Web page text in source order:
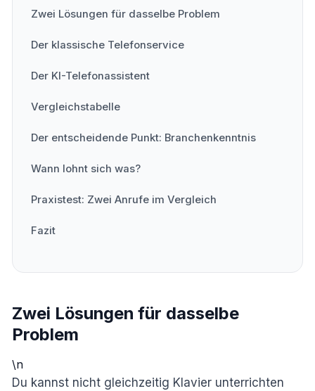
Zwei Lösungen für dasselbe Problem
Der klassische Telefonservice
Der KI-Telefonassistent
Vergleichstabelle
Der entscheidende Punkt: Branchenkenntnis
Wann lohnt sich was?
Praxistest: Zwei Anrufe im Vergleich
Fazit
Zwei Lösungen für dasselbe
Problem
\n
Du kannst nicht gleichzeitig Klavier unterrichten